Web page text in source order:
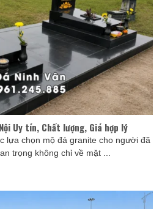
Uy tín, Chất lượng, Giá hợp lý
lựa chọn mộ đá granite cho người đã
trọng không chỉ về mặt ...